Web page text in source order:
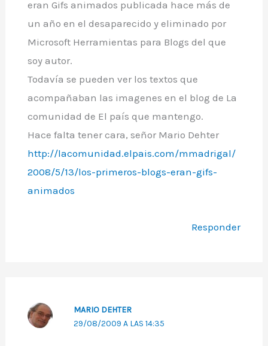
eran Gifs animados publicada hace más de
un año en el desaparecido y eliminado por
Microsoft Herramientas para Blogs del que
soy autor.
Todavía se pueden ver los textos que
acompañaban las imagenes en el blog de La
comunidad de El país que mantengo.
Hace falta tener cara, señor Mario Dehter
http://lacomunidad.elpais.com/mmadrigal/
2008/5/13/los-primeros-blogs-eran-gifs-
animados
Responder
MARIO DEHTER
29/08/2009 A LAS 14:35